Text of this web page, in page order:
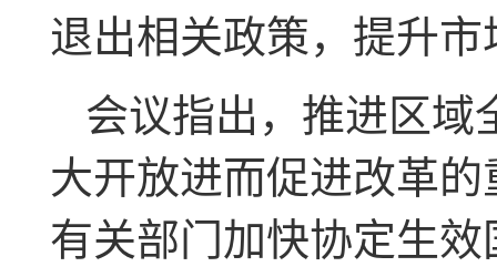
退出相关政策，提升
会议指出，推进区域
大开放进而促进改革
有关部门加快协定生